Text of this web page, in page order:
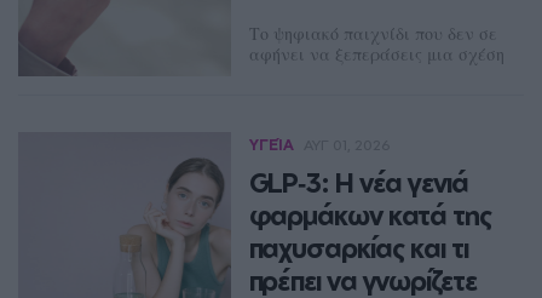
Το ψηφιακό παιχνίδι που δεν σε
αφήνει να ξεπεράσεις μια σχέση
ΥΓΕΊΑ
GLP‑3: Η νέα γενιά
φαρμάκων κατά της
παχυσαρκίας και τι
πρέπει να γνωρίζετε